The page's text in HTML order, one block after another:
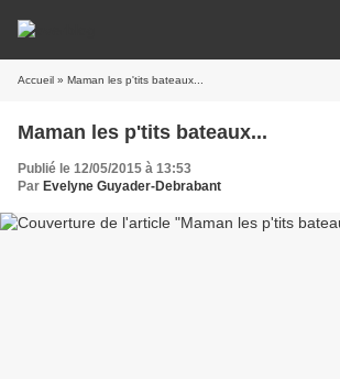
Accueil » Maman les p'tits bateaux...
Maman les p'tits bateaux...
Publié le 12/05/2015 à 13:53
Par Evelyne Guyader-Debrabant